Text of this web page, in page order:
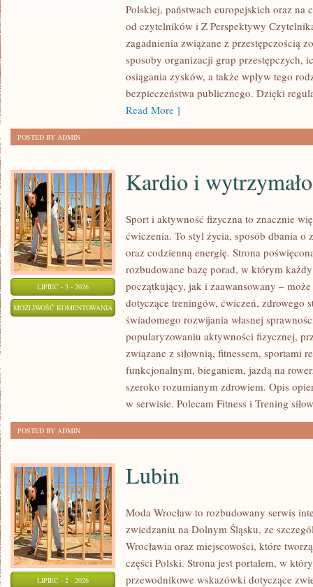
MAFIAPolskiej, państwach europejskich oraz na
od czytelników i Z Perspektywy
zagadnienia związane z przestępczością
sposoby organizacji grup przestępczych,
osiągania zysków, a także wpływ tego
bezpieczeństwa publicznego. Dzięki
Read More ]
POSTED BY ADMIN
LIPIEC - 3 - 2026
MOŻLIWOŚĆ KOMENTOWANIA KARDIO
WYTRZYMAŁOŚĆ
Kardio i
Sport i aktywność fizyczna to znacznie
ćwiczenia. To styl życia, sposób dbania o
oraz codzienną energię. Strona
rozbudowane bazę porad, w którym
początkujący, jak i zaawansowany –
dotyczące treningów, ćwiczeń, zdrowego
świadomego rozwijania własnej
popularyzowaniu aktywności fizycznej,
związane z siłownią, fitnessem, sportami
funkcjonalnym, bieganiem, jazdą na
szeroko rozumianym zdrowiem. Opis
w serwisie. Polecam Fitness i Trening
POSTED BY ADMIN
LIPIEC - 2 - 2026
Lubin
Moda Wrocław to rozbudowany serwis
zwiedzaniu na Dolnym Śląsku, ze
Wrocławia oraz miejscowości, które
części Polski. Strona jest portalem, w
przewodnikowe wskazówki dotyczące